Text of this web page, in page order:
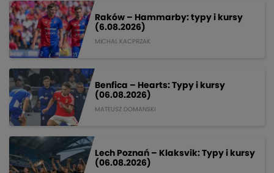
Raków – Hammarby: typy i kursy
(6.08.2026)
MICHAL KACPRZAK
Benfica – Hearts: Typy i kursy
(06.08.2026)
MATEUSZ DOMANSKI
Lech Poznań – Klaksvik: Typy i kursy
(06.08.2026)